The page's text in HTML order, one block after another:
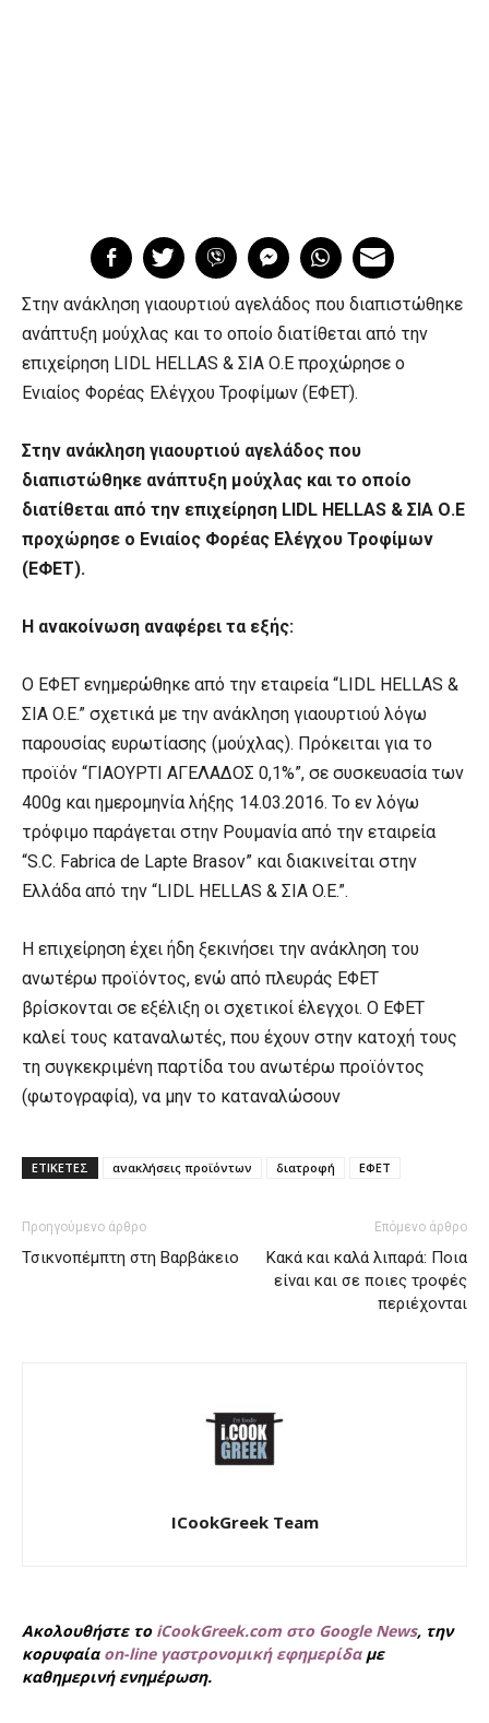
Στην ανάκληση γιαουρτιού αγελάδος που διαπιστώθηκε
ανάπτυξη μούχλας και το οποίο διατίθεται από την
επιχείρηση LIDL HELLAS & ΣΙΑ Ο.Ε προχώρησε ο
Ενιαίος Φορέας Ελέγχου Τροφίμων (ΕΦΕΤ).
Στην ανάκληση γιαουρτιού αγελάδος που
διαπιστώθηκε ανάπτυξη μούχλας και το οποίο
διατίθεται από την επιχείρηση LIDL HELLAS & ΣΙΑ Ο.Ε
προχώρησε ο Ενιαίος Φορέας Ελέγχου Τροφίμων
(ΕΦΕΤ).
Η ανακοίνωση αναφέρει τα εξής:
Ο ΕΦΕΤ ενημερώθηκε από την εταιρεία “LIDL HELLAS &
ΣIA O.E.” σχετικά με την ανάκληση γιαουρτιού λόγω
παρουσίας ευρωτίασης (μούχλας). Πρόκειται για το
προϊόν “ΓΙΑΟΥΡΤΙ ΑΓΕΛΑΔΟΣ 0,1%”, σε συσκευασία των
400g και ημερομηνία λήξης 14.03.2016. Το εν λόγω
τρόφιμο παράγεται στην Ρουμανία από την εταιρεία
“S.C. Fabrica de Lapte Brasov” και διακινείται στην
Ελλάδα από την “LIDL HELLAS & ΣIA O.E.”.
Η επιχείρηση έχει ήδη ξεκινήσει την ανάκληση του
ανωτέρω προϊόντος, ενώ από πλευράς ΕΦΕΤ
βρίσκονται σε εξέλιξη οι σχετικοί έλεγχοι. Ο ΕΦΕΤ
καλεί τους καταναλωτές, που έχουν στην κατοχή τους
τη συγκεκριμένη παρτίδα του ανωτέρω προϊόντος
(φωτογραφία), να μην το καταναλώσουν
ΕΤΙΚΕΤΕΣ ανακλήσεις προϊόντων διατροφή ΕΦΕΤ
Προηγούμενο άρθρο
Τσικνοπέμπτη στη Βαρβάκειο
Επόμενο άρθρο
Κακά και καλά λιπαρά: Ποια
είναι και σε ποιες τροφές
περιέχονται
ICookGreek Team
Ακολουθήστε το iCookGreek.com στο Google News, την
κορυφαία on-line γαστρονομική εφημερίδαμε
καθημερινή ενημέρωση.